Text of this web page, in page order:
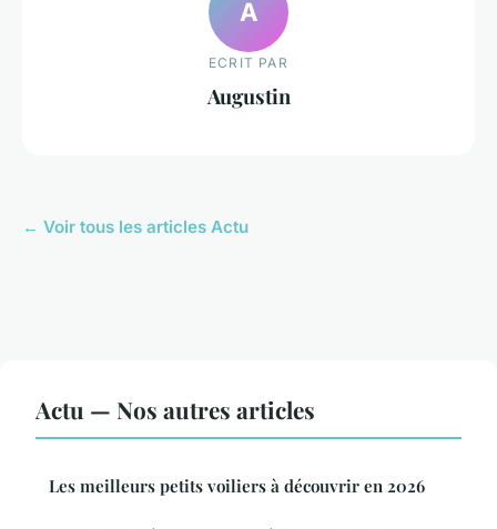
A
ECRIT PAR
Augustin
← Voir tous les articles Actu
Actu — Nos autres articles
Les meilleurs petits voiliers à découvrir en 2026